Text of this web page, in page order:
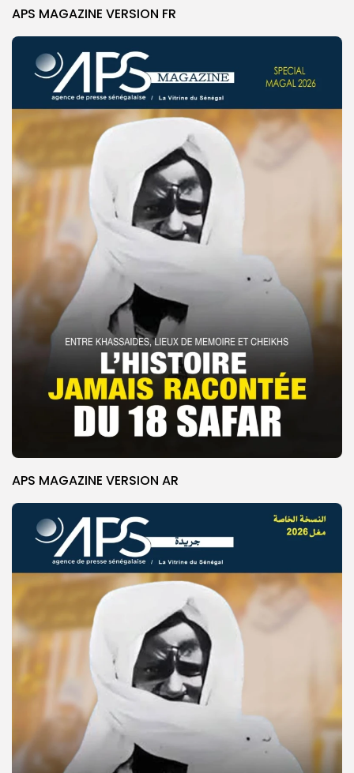
APS MAGAZINE VERSION FR
APS MAGAZINE VERSION AR